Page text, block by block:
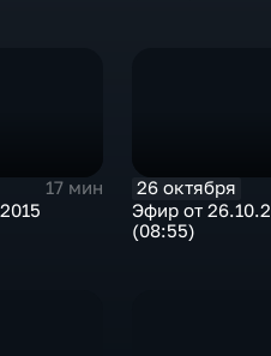
17 мин
26 октября
Эфир от
(08:55)